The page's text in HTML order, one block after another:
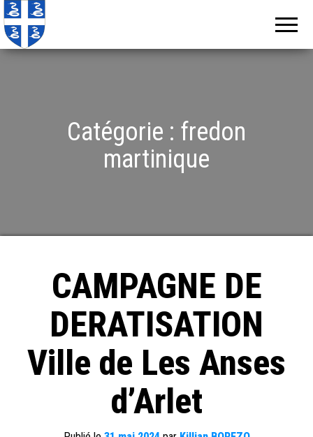
Catégorie : fredon
martinique
CAMPAGNE DE
DERATISATION
Ville de Les Anses
d’Arlet